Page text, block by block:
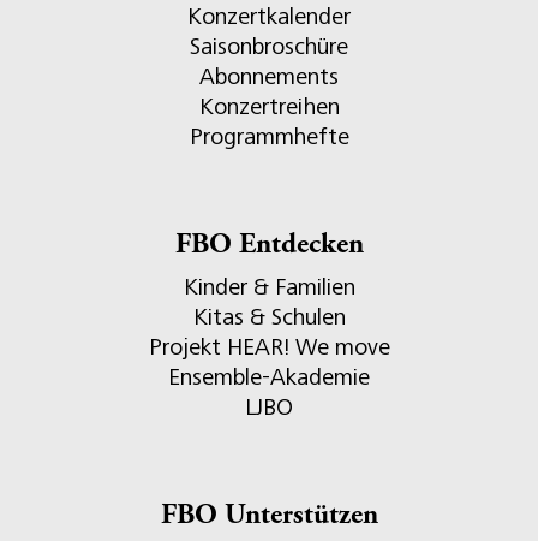
Konzertkalender
Saisonbroschüre
Abonnements
Konzertreihen
Programmhefte
FBO Entdecken
Kinder & Familien
Kitas & Schulen
Projekt HEAR! We move
Ensemble-Akademie
LJBO
FBO Unterstützen